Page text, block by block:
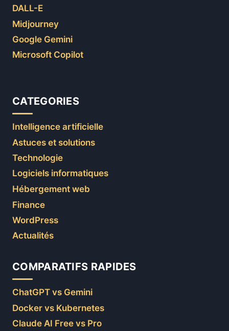
DALL-E
Midjourney
Google Gemini
Microsoft Copilot
CATEGORIES
Intelligence artificielle
Astuces et solutions
Technologie
Logiciels informatiques
Hébergement web
Finance
WordPress
Actualités
COMPARATIFS RAPIDES
ChatGPT vs Gemini
Docker vs Kubernetes
Claude AI Free vs Pro